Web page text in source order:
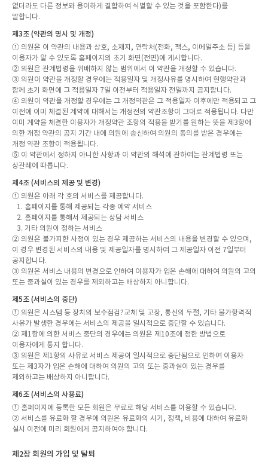
없더라도 다른 정보와 용이하게 결합하여 식별할 수 있는 것을 포함한다)를
말합니다.
제3조 (약관의 명시 및 개정)
① 의원은 이 약관의 내용과 상호, 소재지, 연락처(전화, 팩스, 이메일주소 등) 등을
이용자가 알 수 있도록 홈페이지의 초기 화면(전면)에 게시합니다.
② 의원은 관계법령을 위배하지 않는 범위에서 이 약관을 개정할 수 있습니다.
③ 의원이 약관을 개정할 경우에는 적용일자 및 개정사유를 명시하여 현행약관과
함께 초기 화면에 그 적용일자 7일 이전부터 적용일자 전일까지 공지합니다.
④ 의원이 약관을 개정할 경우에는 그 개정약관은 그 적용일자 이후에만 적용되고 그
이전에 이미 체결된 계약에 대해서는 개정전의 약관조항이 그대로 적용됩니다. 다만
이미 계약을 체결한 이용자가 개정약관 조항의 적용을 받기를 원하는 뜻을 제3항에
의한 개정 약관의 공지 기간 내에 의원에 송신하여 의원의 동의를 받은 경우에는
개정 약관 조항이 적용됩니다.
⑤ 이 약관에서 정하지 아니한 사항과 이 약관의 해석에 관하여는 관계법령 또는
상관례에 따릅니다.
제4조 (서비스의 제공 및 변경)
① 의원은 아래 각 호의 서비스를 제공합니다.
1. 홈페이지를 통해 제공되는 각종 예약 서비스
2. 홈페이지를 통해서 제공되는 상담 서비스
3. 기타 의원이 정하는 서비스
② 의원은 불가피한 사정이 있는 경우 제공하는 서비스의 내용을 변경할 수 있으며,
이 경우 변경된 서비스의 내용 및 제공일자를 명시하여 그 제공일자 이전 7일부터
공지합니다.
③ 의원은 서비스 내용의 변경으로 인하여 이용자가 입은 손해에 대하여 의원의 고의
또는 중과실이 있는 경우를 제외하고는 배상하지 아니합니다.
제5조 (서비스의 중단)
① 의원은 시스템 등 장치의 보수점검?교체 및 고장, 통신의 두절, 기타 불가항력적
사유가 발생한 경우에는 서비스의 제공을 일시적으로 중단할 수 있습니다.
② 제1항에 의한 서비스 중단의 경우에는 의원은 제10조에 정한 방법으로
이용자에게 통지 합니다.
③ 의원은 제1항의 사유로 서비스 제공이 일시적으로 중단됨으로 인하여 이용자
또는 제3자가 입은 손해에 대하여 의원의 고의 또는 중과실이 있는 경우를
제외하고는 배상하지 아니합니다.
제6조 (서비스의 사용료)
① 홈페이지에 등록한 모든 회원은 무료로 해당 서비스를 이용할 수 있습니다.
② 서비스를 유료화 할 경우에 의원은 유료화의 시기, 정책, 비용에 대하여 유료화
실시 이전에 미리 회원에게 공지하여야 합니다.
제2장 회원의 가입 및 탈퇴